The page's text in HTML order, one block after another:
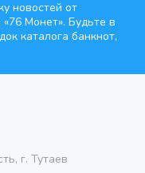
новостей от
«76 Монет». Будьте в
каталога банкнот,
, г. Тутаев